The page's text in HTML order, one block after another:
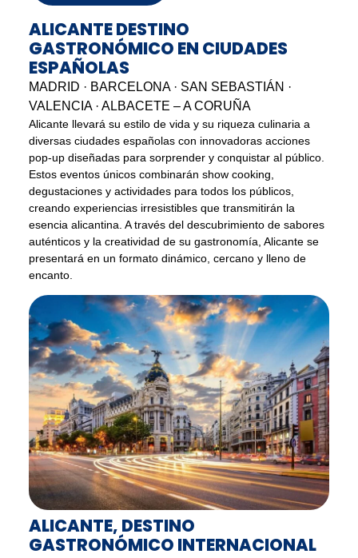
ALICANTE DESTINO
GASTRONÓMICO EN CIUDADES
ESPAÑOLAS
MADRID · BARCELONA · SAN SEBASTIÁN ·
VALENCIA · ALBACETE – A CORUÑA
Alicante llevará su estilo de vida y su riqueza culinaria a
diversas ciudades españolas con innovadoras acciones
pop-up diseñadas para sorprender y conquistar al público.
Estos eventos únicos combinarán show cooking,
degustaciones y actividades para todos los públicos,
creando experiencias irresistibles que transmitirán la
esencia alicantina. A través del descubrimiento de sabores
auténticos y la creatividad de su gastronomía, Alicante se
presentará en un formato dinámico, cercano y lleno de
encanto.
ALICANTE, DESTINO
GASTRONÓMICO INTERNACIONAL